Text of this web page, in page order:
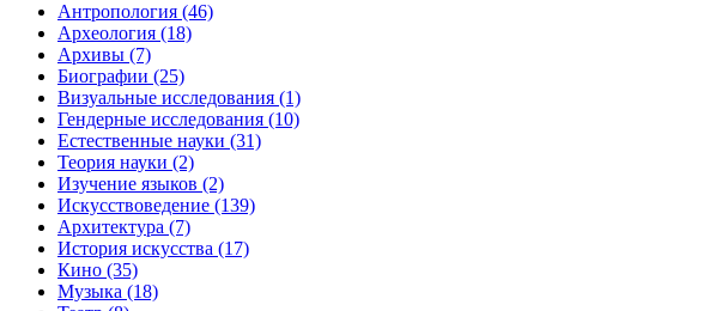
Антропология (46)
Археология (18)
Архивы (7)
Биографии (25)
Визуальные исследования (1)
Гендерные исследования (10)
Естественные науки (31)
Теория науки (2)
Изучение языков (2)
Искусствоведение (139)
Архитектура (7)
История искусства (17)
Кино (35)
Музыка (18)